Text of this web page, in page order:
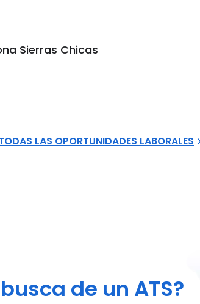
Sierras Chicas
LAS OPORTUNIDADES LABORALES
de un ATS?